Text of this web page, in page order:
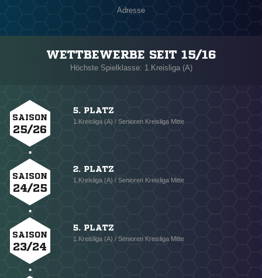
Adresse
WETTBEWERBE SEIT 15/16
Höchste Spielklasse: 1.Kreisliga (A)
SAISON
25/26
5. PLATZ
1.Kreisliga (A) / Senioren Kreisliga Mitte
SAISON
24/25
2. PLATZ
1.Kreisliga (A) / Senioren Kreisliga Mitte
SAISON
23/24
5. PLATZ
1.Kreisliga (A) / Senioren Kreisliga Mitte